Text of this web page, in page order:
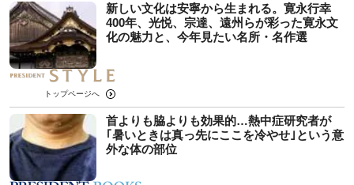
新しい文化は安寧から生まれる。寛永行幸
400年、光悦、宗達、遠州らが彩った寛永文
化の魅力と、今年見たい名所・名作選
トップページへ
首よりも脇よりも効果的…熱中症研究者が
｢暑いときは真っ先にここを冷やせ｣という意
外な体の部位